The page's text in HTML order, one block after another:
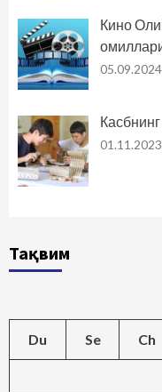
Кино
05.09.2024
01.11.2023
Тақвим
Du Se Ch